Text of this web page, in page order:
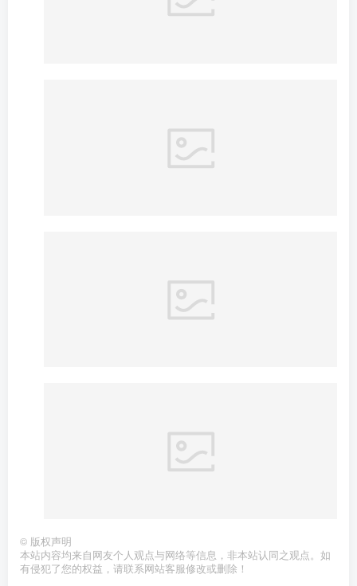
© 版权声明
本站内容均来自网友个人观点与网络等信息，非本站认同之观点。如
有侵犯了您的权益，请联系网站客服修改或删除！